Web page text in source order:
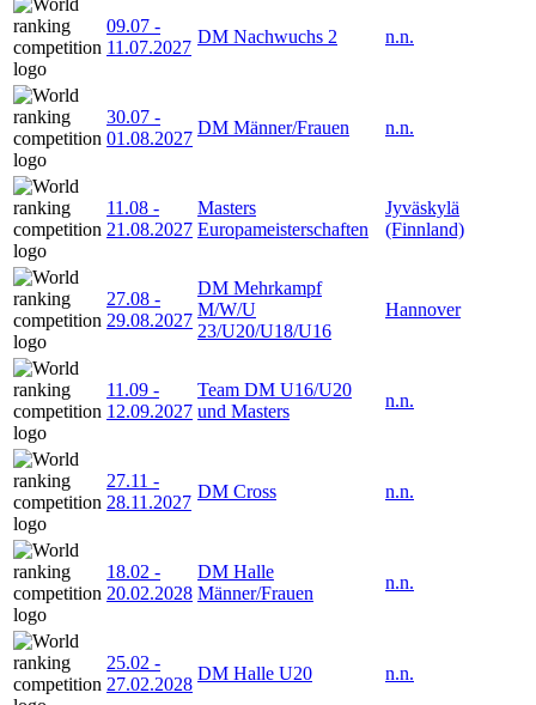
09.07 -
11.07.2027
DM Nachwuchs 2 n.n.
30.07 -
01.08.2027
DM Männer/Frauen n.n.
11.08 -
21.08.2027
Masters
Europameisterschaften
Jyväskylä
(Finnland)
27.08 -
29.08.2027
DM Mehrkampf
M/W/U
23/U20/U18/U16
Hannover
11.09 -
12.09.2027
Team DM U16/U20
und Masters
n.n.
27.11 -
28.11.2027
DM Cross n.n.
18.02 -
20.02.2028
DM Halle
Männer/Frauen
n.n.
25.02 -
27.02.2028
DM Halle U20 n.n.